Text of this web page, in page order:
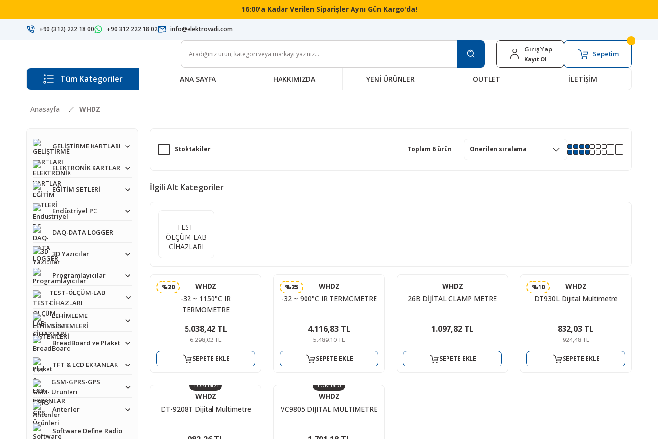
16:00'a Kadar Verilen Siparişler Aynı Gün Kargo'da!
+90 (312) 222 18 00 +90 312 222 18 02 info@elektrovadi.com
Giriş Yap
Kayıt Ol
Sepetim
Tüm Kategoriler ANA SAYFA HAKKIMIZDA YENİ ÜRÜNLER OUTLET İLETİŞİM
Anasayfa WHDZ
GELİŞTİRME KARTLARI
ELEKTRONİK KARTLAR
EĞİTİM SETLERİ
Endüstriyel PC
DAQ-DATA LOGGER
3D Yazıcılar
Programlayıcılar
TEST-ÖLÇÜM-LAB
CİHAZLARI
LEHİMLEME
SİSTEMLERİ
BreadBoard ve Plaket
TFT & LCD EKRANLAR
GSM-GPRS-GPS
Ürünleri
Antenler
Software Define Radio
Stoktakiler Toplam 6 ürün
İlgili Alt Kategoriler
TEST-
ÖLÇÜM-LAB
CİHAZLARI
%20
WHDZ
-32 ~ 1150°C IR
TERMOMETRE
5.038,42 TL
6.298,02 TL
SEPETE EKLE
%25
WHDZ
-32 ~ 900°C IR TERMOMETRE
4.116,83 TL
5.489,10 TL
SEPETE EKLE
WHDZ
26B DİJİTAL CLAMP METRE
1.097,82 TL
SEPETE EKLE
%10
WHDZ
DT930L Dijital Multimetre
832,03 TL
924,48 TL
SEPETE EKLE
TÜKENDİ
WHDZ
DT-9208T Dijital Multimetre
TÜKENDİ
WHDZ
VC9805 DIJITAL MULTIMETRE